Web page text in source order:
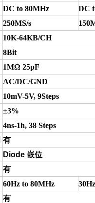
DC to 80MHz
DC
250MS/s
10K-64KB/CH
8Bit
1MΩ 25pF
AC/DC/GND
10mV-5V, 9Steps
±3%
4ns-1h, 38 Steps
有
Diode嵌位
有
60Hz to 80MHz
有